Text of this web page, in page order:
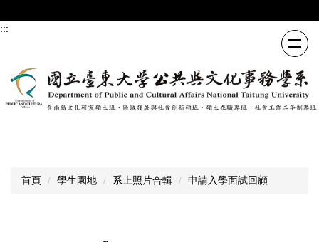
到
容
區
:::
首頁 學生園地 系上照片合輯 申請入學面試回顧